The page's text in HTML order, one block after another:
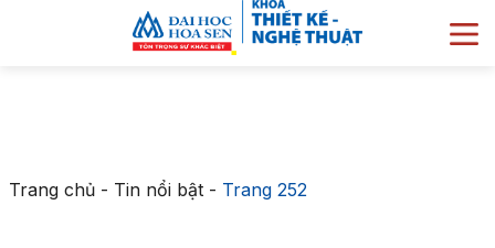
Trang chủ- Tin nổi bật- Trang 252